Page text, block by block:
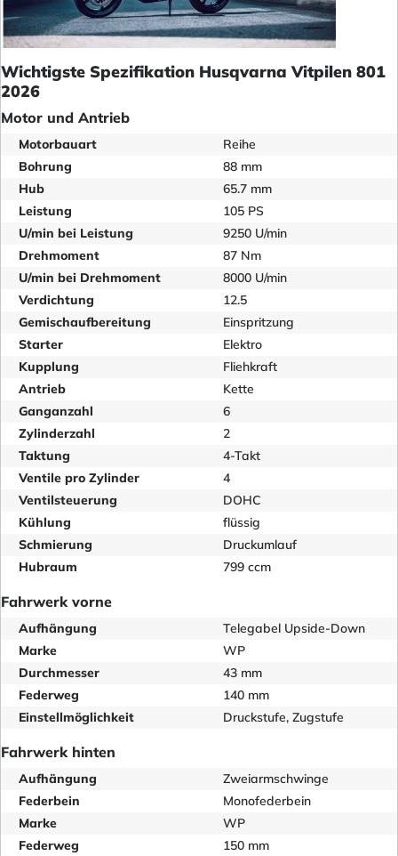
Wichtigste Spezifikation Husqvarna Vitpilen 801
2026
Motor und Antrieb
Motorbauart
Reihe
Bohrung
88 mm
Hub
65.7 mm
Leistung
105 PS
U/min bei Leistung
9250 U/min
Drehmoment
87 Nm
U/min bei Drehmoment
8000 U/min
Verdichtung
12.5
Gemischaufbereitung
Einspritzung
Starter
Elektro
Kupplung
Fliehkraft
Antrieb
Kette
Ganganzahl
6
Zylinderzahl
2
Taktung
4-Takt
Ventile pro Zylinder
4
Ventilsteuerung
DOHC
Kühlung
flüssig
Schmierung
Druckumlauf
Hubraum
799 ccm
Fahrwerk vorne
Aufhängung
Telegabel Upside-Down
Marke
WP
Durchmesser
43 mm
Federweg
140 mm
Einstellmöglichkeit
Druckstufe, Zugstufe
Fahrwerk hinten
Aufhängung
Zweiarmschwinge
Federbein
Monofederbein
Marke
WP
Federweg
150 mm